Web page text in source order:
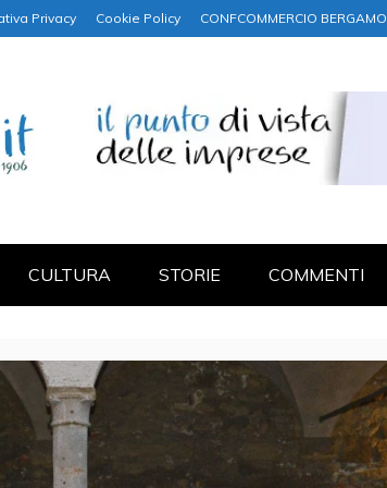
Privacy Cookie Policy CONFCOMMERCIO BERGAMO
CULTURA STORIE COMMENTI